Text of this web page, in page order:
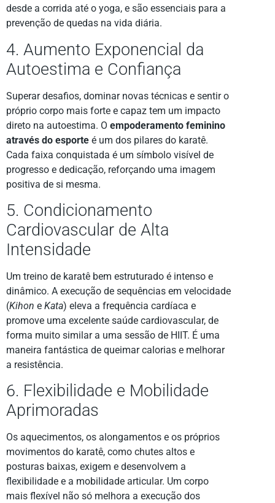
desde a corrida até o yoga, e são essenciais para a
prevenção de quedas na vida diária.
4. Aumento Exponencial da
Autoestima e Confiança
Superar desafios, dominar novas técnicas e sentir o
próprio corpo mais forte e capaz tem um impacto
direto na autoestima. O empoderamento feminino
através do esporte é um dos pilares do karatê.
Cada faixa conquistada é um símbolo visível de
progresso e dedicação, reforçando uma imagem
positiva de si mesma.
5. Condicionamento
Cardiovascular de Alta
Intensidade
Um treino de karatê bem estruturado é intenso e
dinâmico. A execução de sequências em velocidade
(Kihon e Kata) eleva a frequência cardíaca e
promove uma excelente saúde cardiovascular, de
forma muito similar a uma sessão de HIIT. É uma
maneira fantástica de queimar calorias e melhorar
a resistência.
6. Flexibilidade e Mobilidade
Aprimoradas
Os aquecimentos, os alongamentos e os próprios
movimentos do karatê, como chutes altos e
posturas baixas, exigem e desenvolvem a
flexibilidade e a mobilidade articular. Um corpo
mais flexível não só melhora a execução dos